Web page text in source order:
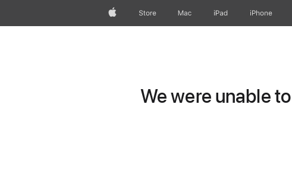
AppleStore Mac iPad iPhone
We were unable